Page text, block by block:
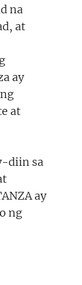
na
at
ay
at
diin sa
ay
ng